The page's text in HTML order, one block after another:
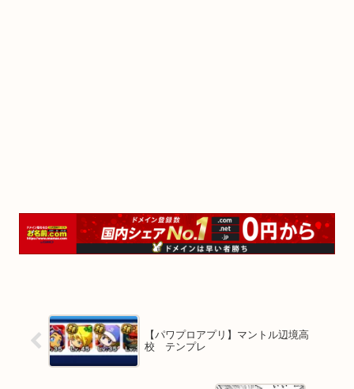
【パワプロアプリ】マントル辺境高
校 テンプレ